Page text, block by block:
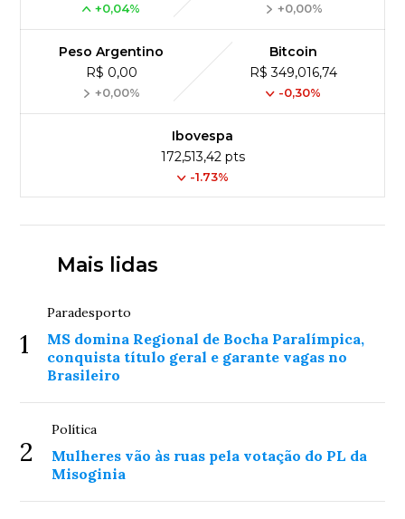
+0,04% +0,00%
Peso Argentino
R$ 0,00
+0,00%
Bitcoin
R$ 349,016,74
-0,30%
Ibovespa
172,513,42 pts
-1.73%
Mais lidas
1
Paradesporto
MS domina Regional de Bocha Paralímpica,
conquista título geral e garante vagas no
Brasileiro
2
Política
Mulheres vão às ruas pela votação do PL da
Misoginia